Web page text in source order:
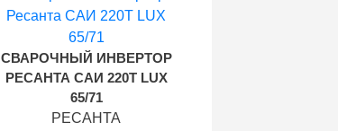
СВАРОЧНЫЙ ИНВЕРТОР
РЕСАНТА САИ 220Т LUX
65/71
РЕСАНТА